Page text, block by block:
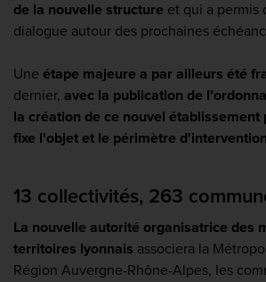
de la nouvelle structure et qui a permis
dialogue autour des prochaines
Une étape majeure a par ailleurs été
dernier, avec la publication de
la création de ce nouvel établissement
fixe l'objet et le périmètre d'intervention
13 collectivités, 263
La nouvelle autorité organisatrice des
territoires lyonnais associera la
Région Auvergne-Rhône-Alpes, les